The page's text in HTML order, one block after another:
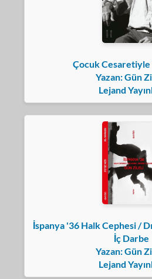
Çocuk Cesaretiyle
Yazan: Gün
Lejand
İspanya '36 Halk Cephesi /
İç Darbe
Yazan: Gün
Lejand